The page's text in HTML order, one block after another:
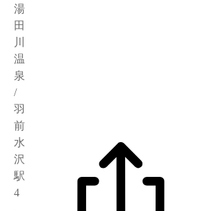
湯
田
川
温
泉
/
羽
前
水
沢
駅
4